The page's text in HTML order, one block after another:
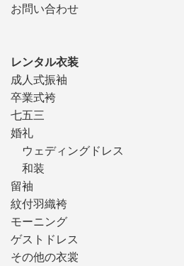
お問い合わせ
レンタル衣装
成人式振袖
卒業式袴
七五三
婚礼
ウェディングドレス
和装
留袖
紋付羽織袴
モーニング
ゲストドレス
その他の衣裳